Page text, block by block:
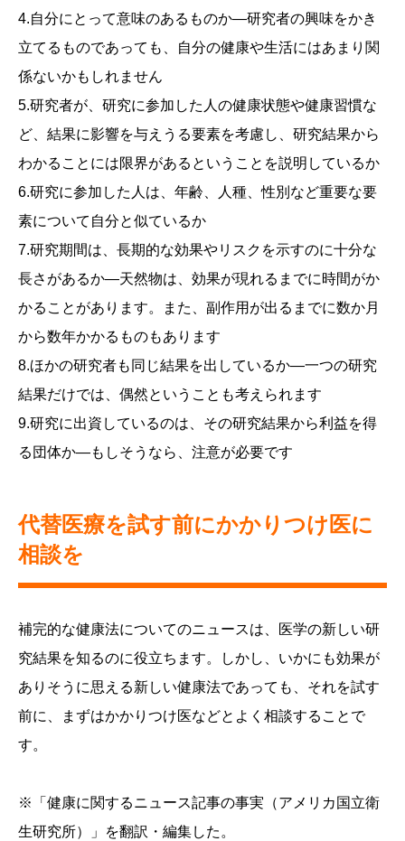
4.自分にとって意味のあるものか―研究者の興味をかき
立てるものであっても、自分の健康や生活にはあまり関
係ないかもしれません
5.研究者が、研究に参加した人の健康状態や健康習慣な
ど、結果に影響を与えうる要素を考慮し、研究結果から
わかることには限界があるということを説明しているか
6.研究に参加した人は、年齢、人種、性別など重要な要
素について自分と似ているか
7.研究期間は、長期的な効果やリスクを示すのに十分な
長さがあるか―天然物は、効果が現れるまでに時間がか
かることがあります。また、副作用が出るまでに数か月
から数年かかるものもあります
8.ほかの研究者も同じ結果を出しているか―一つの研究
結果だけでは、偶然ということも考えられます
9.研究に出資しているのは、その研究結果から利益を得
る団体か―もしそうなら、注意が必要です
代替医療を試す前にかかりつけ医に
相談を
補完的な健康法についてのニュースは、医学の新しい研
究結果を知るのに役立ちます。しかし、いかにも効果が
ありそうに思える新しい健康法であっても、それを試す
前に、まずはかかりつけ医などとよく相談することで
す。
※「健康に関するニュース記事の事実（アメリカ国立衛
生研究所）」を翻訳・編集した。